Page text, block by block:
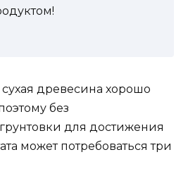
древесина хорошо
без
для достижения
может потребоваться три